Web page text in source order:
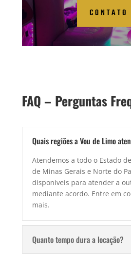
CONTATO
FAQ – Perguntas
Quais regiões a Vou de Limo
Atendemos a todo o Estado
de Minas Gerais e Norte do
disponíveis para atender a
mediante acordo. Entre em
mais.
Quanto tempo dura a locação?